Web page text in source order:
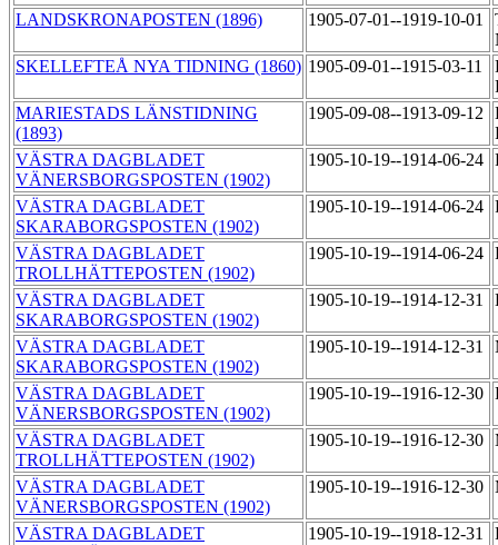
LANDSKRONAPOSTEN (1896) 1905-07-01--1919-10-01
SKELLEFTEÅ NYA TIDNING (1860) 1905-09-01--1915-03-11
MARIESTADS LÄNSTIDNING
(1893)
1905-09-08--1913-09-12
VÄSTRA DAGBLADET
VÄNERSBORGSPOSTEN (1902)
1905-10-19--1914-06-24
VÄSTRA DAGBLADET
SKARABORGSPOSTEN (1902)
1905-10-19--1914-06-24
VÄSTRA DAGBLADET
TROLLHÄTTEPOSTEN (1902)
1905-10-19--1914-06-24
VÄSTRA DAGBLADET
SKARABORGSPOSTEN (1902)
1905-10-19--1914-12-31
VÄSTRA DAGBLADET
SKARABORGSPOSTEN (1902)
1905-10-19--1914-12-31
VÄSTRA DAGBLADET
VÄNERSBORGSPOSTEN (1902)
1905-10-19--1916-12-30
VÄSTRA DAGBLADET
TROLLHÄTTEPOSTEN (1902)
1905-10-19--1916-12-30
VÄSTRA DAGBLADET
VÄNERSBORGSPOSTEN (1902)
1905-10-19--1916-12-30
VÄSTRA DAGBLADET
1905-10-19--1918-12-31